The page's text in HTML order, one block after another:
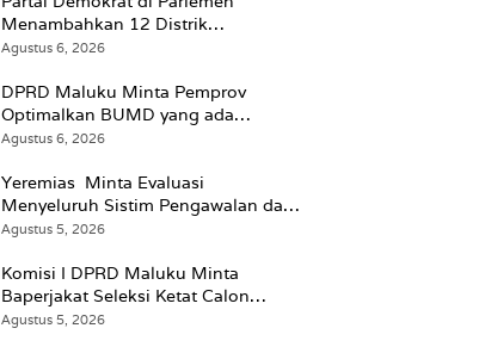
Menambahkan 12 Distrik
Pendukung Trump
Agustus 6, 2026
DPRD Maluku Minta Pemprov
Optimalkan BUMD yang ada
Ketimbang Menambah Baru
Agustus 6, 2026
Yeremias Minta Evaluasi
Menyeluruh Sistim Pengawalan dan
Operasional Angkutan Kontainer
Agustus 5, 2026
Komisi I DPRD Maluku Minta
Baperjakat Seleksi Ketat Calon
Pejabat Termasuk Rekam Jejak
Agustus 5, 2026